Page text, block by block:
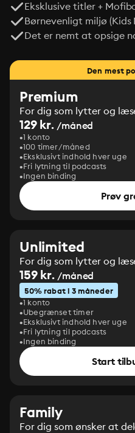
Eksklusive titler +
Børnevenligt miljø (Kids
Det er nemt at opsige
Den mest
Premium
For dig som lytter og
129 kr. /måned
1 konto
100 timer/måned
Eksklusivt indhold hver uge
Fri lytning til podcasts
Ingen binding
Prøv
Unlimited
For dig som lytter og
159 kr. /måned
50% rabat i 3 måneder
1 konto
Ubegrænset timer
Eksklusivt indhold hver uge
Fri lytning til podcasts
Ingen binding
Start
Family
For dig som ønsker at